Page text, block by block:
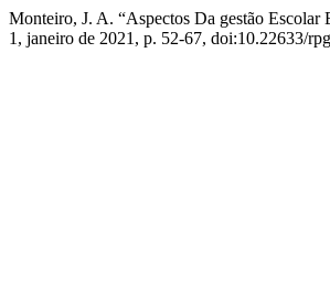
Monteiro, J. A. “Aspectos Da gestão Escolar
1, janeiro de 2021, p. 52-67, doi:10.22633/